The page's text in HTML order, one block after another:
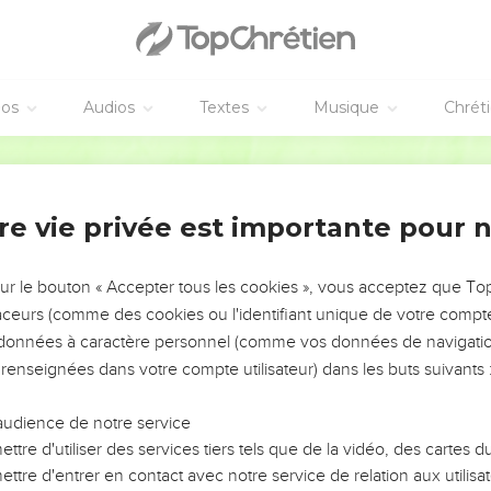
Audios Textes Musique
j'aie fait de tes ennemis ton marchepied.’
sur les places publiques !
d'honneur dans les synagogues et les meilleures places
de leurs biens tout en faisant pour l'apparence de longues
veuve pauvre
aussi ; elle y mit deux petites pièces, une toute petite somme.
vie privée est importante pour
le bouton « Accepter tous les cookies », vous acceptez que
(comme des cookies ou l'identifiant unique de votre
à caractère personnel (comme vos données de
dans votre compte utilisateur) dans les buts suivants :
de notre service
d'utiliser des services tiers tels que de la vidéo, des cartes
d'entrer en contact avec notre service de relation aux